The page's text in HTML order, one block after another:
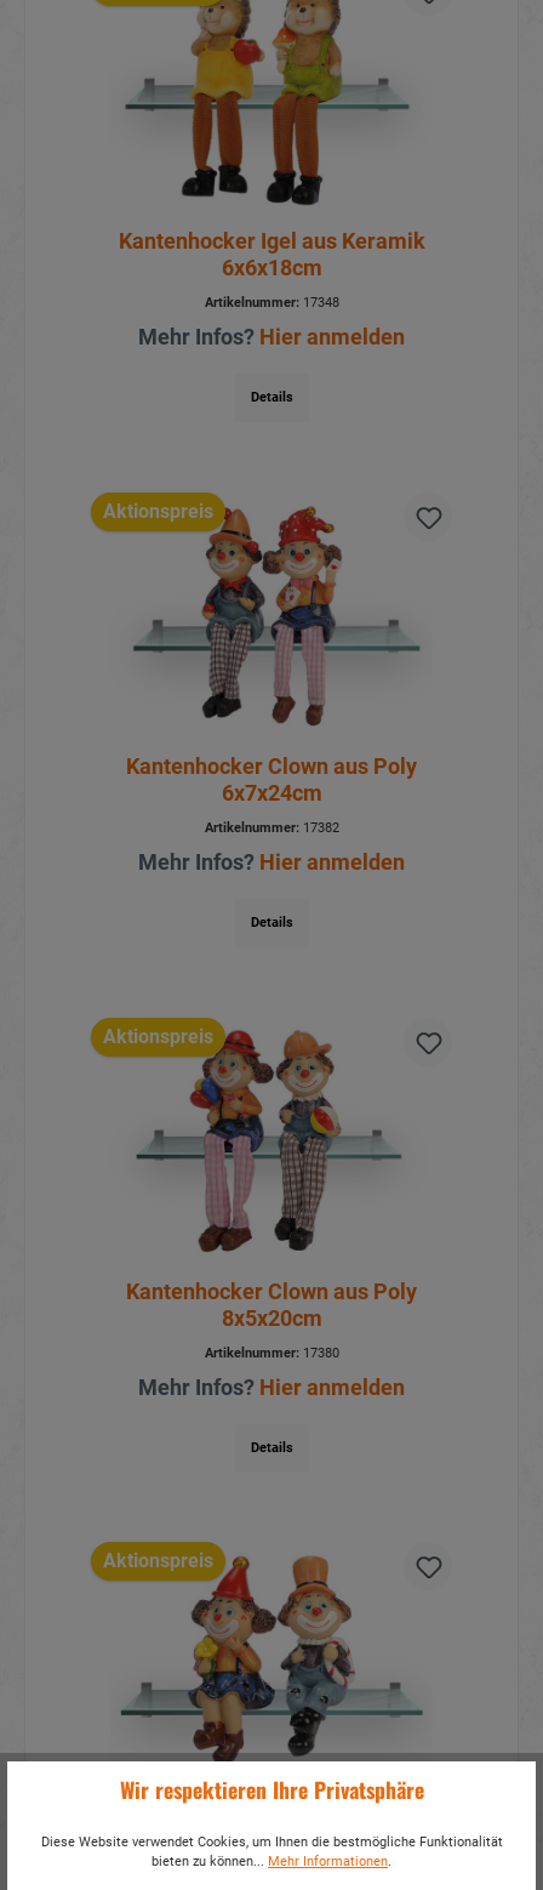
Kantenhocker Igel aus Keramik
6x6x18cm
Artikelnummer:17348
Mehr Infos? Hier anmelden
Details
Aktionspreis
Kantenhocker Clown aus Poly
6x7x24cm
Artikelnummer:17382
Mehr Infos? Hier anmelden
Details
Aktionspreis
Kantenhocker Clown aus Poly
8x5x20cm
Artikelnummer:17380
Mehr Infos? Hier anmelden
Details
Aktionspreis
6x8x15cm
Wir respektieren Ihre Privatsphäre
Diese Website verwendet Cookies, um Ihnen die bestmögliche Funktionalität
bieten zu können... Mehr Informationen.